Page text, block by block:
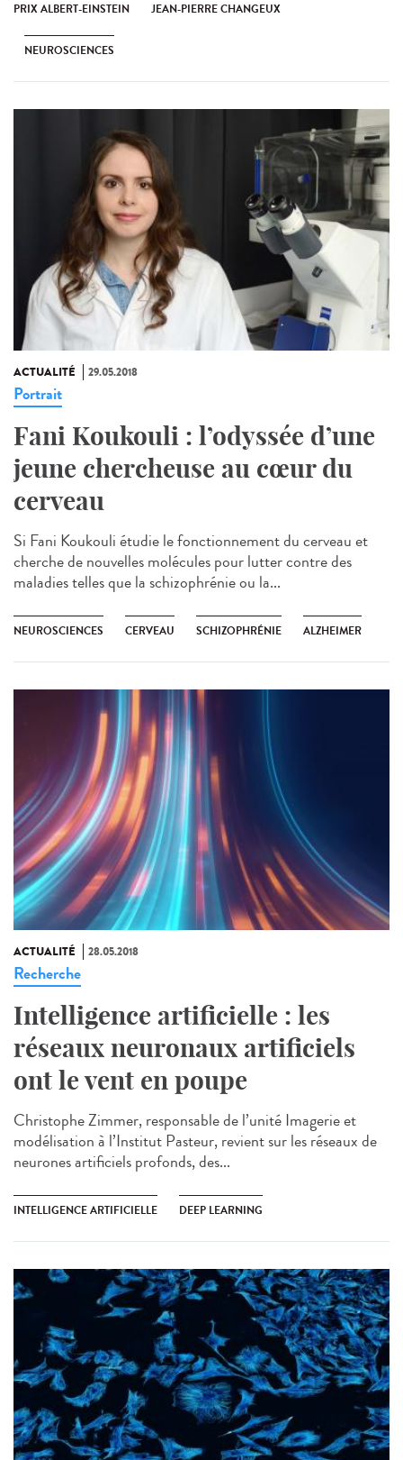
PRIX ALBERT-EINSTEIN JEAN-PIERRE CHANGEUX
NEUROSCIENCES
ACTUALITÉ 29.05.2018
Portrait
Fani Koukouli : l’odyssée d’une
jeune chercheuse au cœur du
cerveau
Si Fani Koukouli étudie le fonctionnement du cerveau et
cherche de nouvelles molécules pour lutter contre des
maladies telles que la schizophrénie ou la...
NEUROSCIENCES CERVEAU SCHIZOPHRÉNIE ALZHEIMER
ACTUALITÉ 28.05.2018
Recherche
Intelligence artificielle : les
réseaux neuronaux artificiels
ont le vent en poupe
Christophe Zimmer, responsable de l’unité Imagerie et
modélisation à l’Institut Pasteur, revient sur les réseaux de
neurones artificiels profonds, des...
INTELLIGENCE ARTIFICIELLE DEEP LEARNING